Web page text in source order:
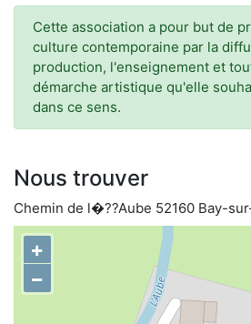
Cette association a pour but de
culture contemporaine par la
production, l'enseignement et
démarche artistique qu'elle
dans ce sens.
Nous trouver
Chemin de l�??Aube 52160 Bay-
+
−